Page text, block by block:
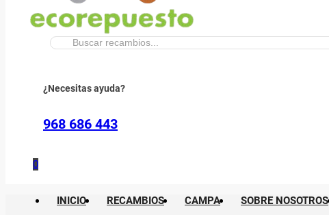
Buscar:
¿Necesitas ayuda?
968 686 443
0
INICIO RECAMBIOS CAMPA SOBRE NOSOTROS